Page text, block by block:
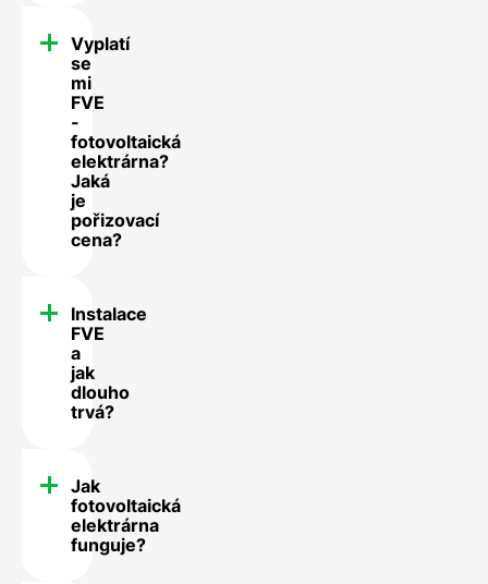
Vyplatí
se
mi
FVE
-
fotovoltaická
elektrárna?
Jaká
je
pořizovací
cena?
Instalace
FVE
a
jak
dlouho
trvá?
Jak
fotovoltaická
elektrárna
funguje?